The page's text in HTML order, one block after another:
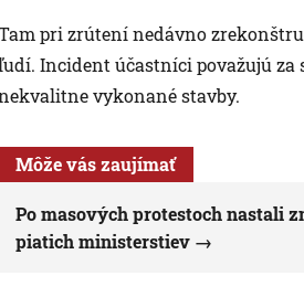
pri zrútení nedávno
Incident účastníci považujú za
vykonané stavby.
Môže vás zaujímať
Po masových protestoch nastali
piatich ministerstiev